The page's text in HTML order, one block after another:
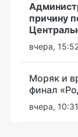
причину
вчера,
Моряк и
финал
вчера, 10:31